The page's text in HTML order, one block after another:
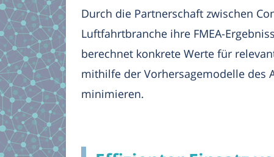
Durch die Partnerschaft zwischen
Luftfahrtbranche ihre FMEA-
berechnet konkrete Werte für
mithilfe der Vorhersagemodelle des
minimieren.